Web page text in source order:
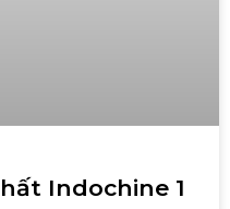
Indochine 1